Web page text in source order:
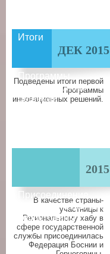
ДЕК 2015
Итоги
Программы
инновационных
решений
Подведены итоги первой
Программы
инновационных решений.
2015
Присоединение
Федерации Боснии и
Герцеговины
В качестве страны-
участницы к
Региональному хабу в
сфере государственной
службы присоединилась
Федерация Боснии и